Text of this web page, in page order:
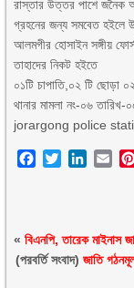
রাস্তার উত্তর পাশে জনৈক
গ্রহনের জন্য সমবেত হইলে
আলমগীর হোসাইন সঙ্গীয়
তাহাদের নিকট হইতে
০১টি চাপাতি,০২ টি ছোড়া
থানার মামলা নং-০৬
jorargong police
Facebook
Twitter
«বিএনপি, তারেক মাইনাস
(পরবর্তি সংবাদ) জাতি